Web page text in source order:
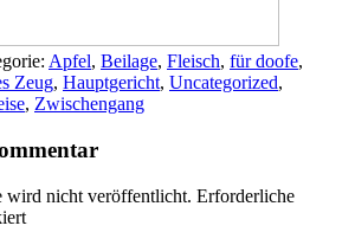
Apfel, Beilage, Fleisch, für doofe,
Zeug, Hauptgericht, Uncategorized,
, Zwischengang
wird nicht veröffentlicht. Erforderliche